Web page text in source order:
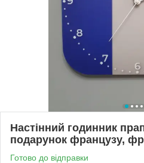
Настінний годинник
подарунок французу,
Готово до відправки